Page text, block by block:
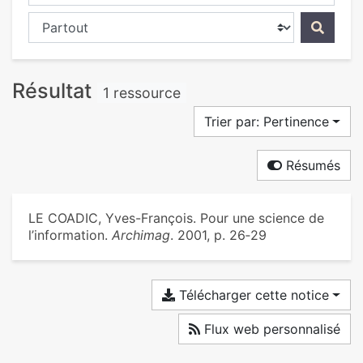
Chercher dans...
Résultat 1 ressource
Trier par: Pertinence
Résumés
LE COADIC, Yves-François. Pour une science de
l’information. Archimag. 2001, p. 26‑29
Télécharger cette notice
Flux web personnalisé